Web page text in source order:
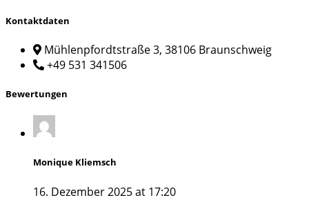
Kontaktdaten
Mühlenpfordtstraße 3, 38106 Braunschweig
+49 531 341506
Bewertungen
Monique Kliemsch
16. Dezember 2025 at 17:20